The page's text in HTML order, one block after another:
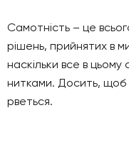
Самотність – це
рішень, прийнятих в
наскільки все в цьому
нитками. Досить, щоб
рветься.